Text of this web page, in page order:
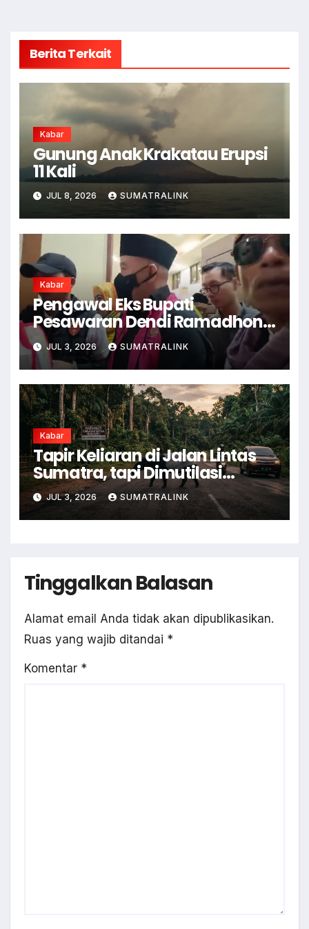
Berita Terkait
Kabar
Gunung Anak Krakatau Erupsi
11 Kali
JUL 8, 2026 SUMATRALINK
Kabar
Pengawal Eks Bupati
Pesawaran Dendi Ramadhona
Pukul Kamera Wartawan
JUL 3, 2026 SUMATRALINK
Kabar
Tapir Keliaran di Jalan Lintas
Sumatra, tapi Dimutilasi
Warga
JUL 3, 2026 SUMATRALINK
Tinggalkan Balasan
Alamat email Anda tidak akan dipublikasikan.
Ruas yang wajib ditandai *
Komentar *